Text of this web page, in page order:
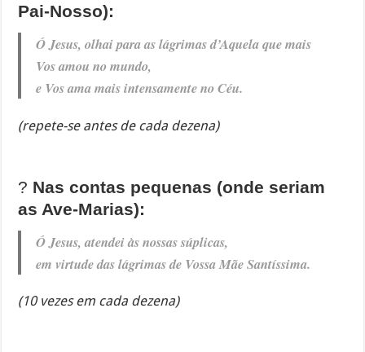
Pai-Nosso):
Ó Jesus, olhai para as lágrimas d’Aquela que mais
Vos amou no mundo,
e Vos ama mais intensamente no Céu.
(repete-se antes de cada dezena)
? Nas contas pequenas (onde seriam
as Ave-Marias):
Ó Jesus, atendei às nossas súplicas,
em virtude das lágrimas de Vossa Mãe Santíssima.
(10 vezes em cada dezena)